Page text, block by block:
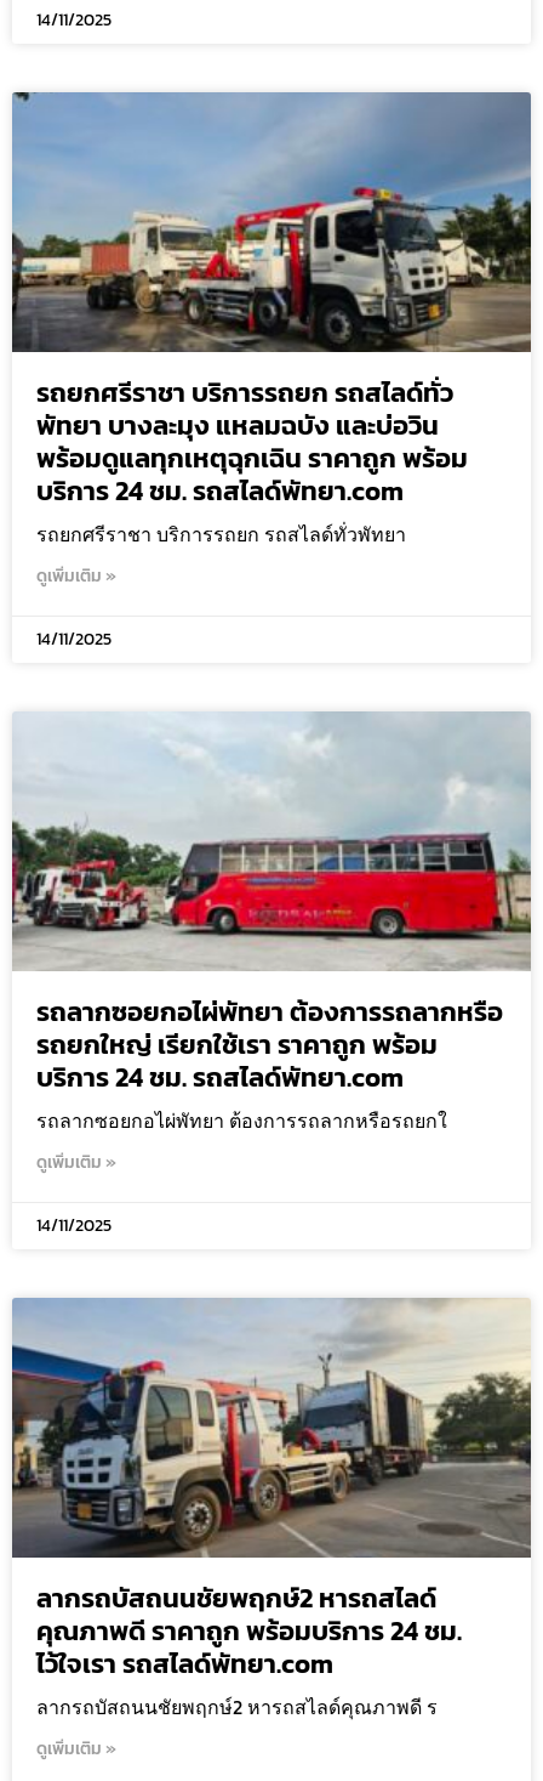
14/11/2025
รถยกศรีราชา บริการรถยก รถสไลด์ทั่ว
พัทยา บางละมุง แหลมฉบัง และบ่อวิน
พร้อมดูแลทุกเหตุฉุกเฉิน ราคาถูก พร้อม
บริการ 24 ชม. รถสไลด์พัทยา.com
รถยกศรีราชา บริการรถยก รถสไลด์ทั่วพัทยา
ดูเพิ่มเติม »
14/11/2025
รถลากซอยกอไผ่พัทยา ต้องการรถลากหรือ
รถยกใหญ่ เรียกใช้เรา ราคาถูก พร้อม
บริการ 24 ชม. รถสไลด์พัทยา.com
รถลากซอยกอไผ่พัทยา ต้องการรถลากหรือรถยกใ
ดูเพิ่มเติม »
14/11/2025
ลากรถบัสถนนชัยพฤกษ์2 หารถสไลด์
คุณภาพดี ราคาถูก พร้อมบริการ 24 ชม.
ไว้ใจเรา รถสไลด์พัทยา.com
ลากรถบัสถนนชัยพฤกษ์2 หารถสไลด์คุณภาพดี ร
ดูเพิ่มเติม »